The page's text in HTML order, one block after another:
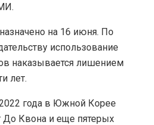
на 16 июня. По
использование
наказывается лишением
лет.
года в Южной Корее
До Квона и еще пятерых